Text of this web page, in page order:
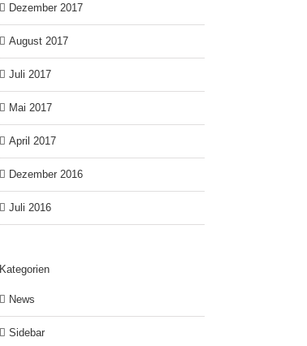
Dezember 2017
August 2017
Juli 2017
Mai 2017
April 2017
Dezember 2016
Juli 2016
Kategorien
News
Sidebar